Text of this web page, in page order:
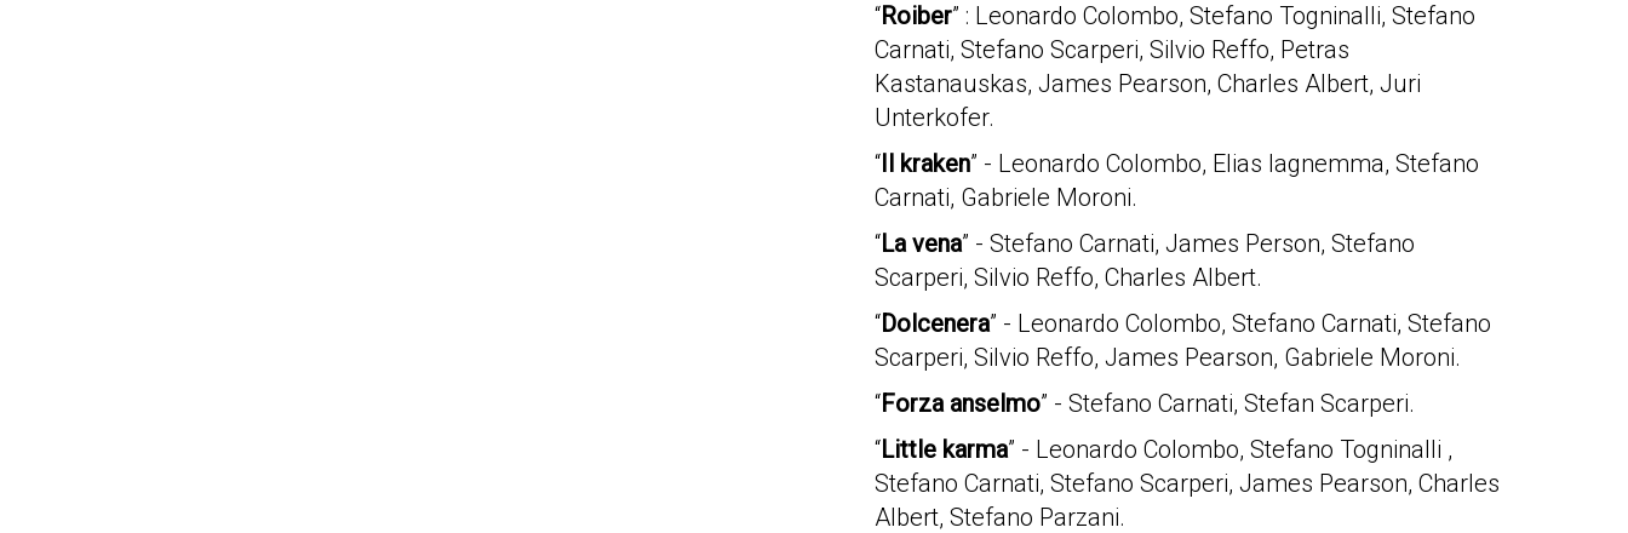
“Roiber” : Leonardo Colombo, Stefano Togninalli, Stefano
Carnati, Stefano Scarperi, Silvio Reffo, Petras
Kastanauskas, James Pearson, Charles Albert, Juri
Unterkofer.
“Il kraken” - Leonardo Colombo, Elias Iagnemma, Stefano
Carnati, Gabriele Moroni.
“La vena” - Stefano Carnati, James Person, Stefano
Scarperi, Silvio Reffo, Charles Albert.
“Dolcenera” - Leonardo Colombo, Stefano Carnati, Stefano
Scarperi, Silvio Reffo, James Pearson, Gabriele Moroni.
“Forza anselmo” - Stefano Carnati, Stefan Scarperi.
“Little karma” - Leonardo Colombo, Stefano Togninalli ,
Stefano Carnati, Stefano Scarperi, James Pearson, Charles
Albert, Stefano Parzani.